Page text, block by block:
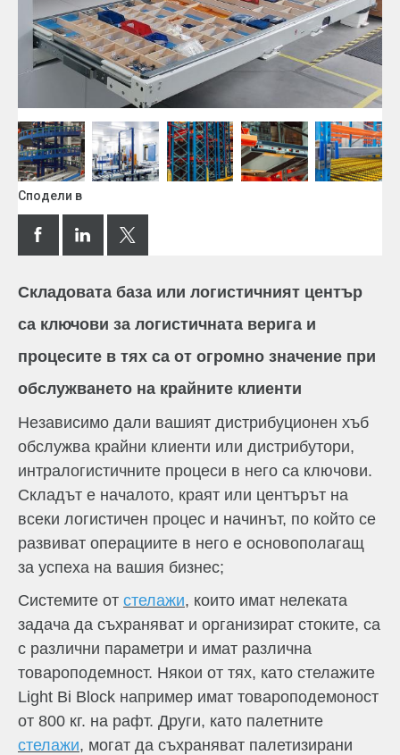
Сподели в
Складовата база или логистичният център
са ключови за логистичната верига и
процесите в тях са от огромно значение при
обслужването на крайните клиенти
Независимо дали вашият дистрибуционен хъб
обслужва крайни клиенти или дистрибутори,
интралогистичните процеси в него са ключови.
Складът е началото, краят или центърът на
всеки логистичен процес и начинът, по който се
развиват операциите в него е основополагащ
за успеха на вашия бизнес;
Системите от стелажи, които имат нелеката
задача да съхраняват и организират стоките, са
с различни параметри и имат различна
товароподемност. Някои от тях, като стелажите
Light Bi Block например имат товароподемоност
от 800 кг. на рафт. Други, като палетните
стелажи, могат да съхраняват палетизирани